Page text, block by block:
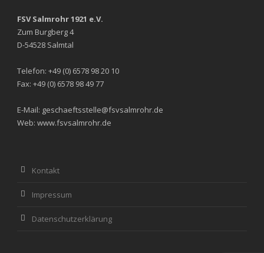
FSV Salmrohr 1921 e.V.
Zum Burgberg 4
D-54528 Salmtal
Telefon: +49 (0) 6578 98 20 10
Fax: +49 (0) 6578 98 49 77
E-Mail: geschaeftsstelle@fsvsalmrohr.de
Web: www.fsvsalmrohr.de
Kontakt
Impressum
Datenschutzerklärung